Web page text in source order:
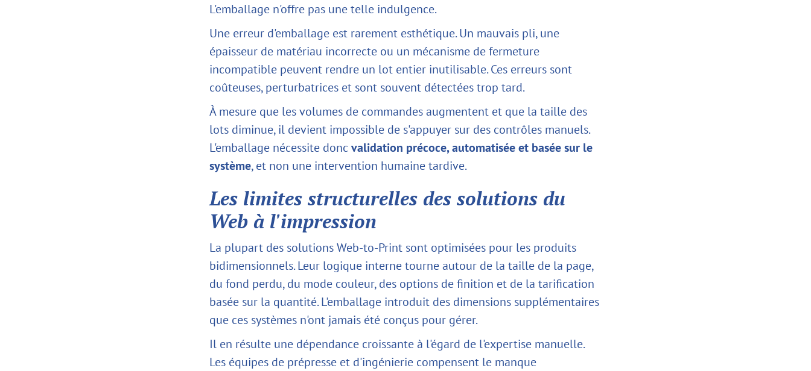
L'emballage n'offre pas une telle indulgence.
Une erreur d'emballage est rarement esthétique. Un mauvais pli, une
épaisseur de matériau incorrecte ou un mécanisme de fermeture
incompatible peuvent rendre un lot entier inutilisable. Ces erreurs sont
coûteuses, perturbatrices et sont souvent détectées trop tard.
À mesure que les volumes de commandes augmentent et que la taille des
lots diminue, il devient impossible de s'appuyer sur des contrôles manuels.
L'emballage nécessite doncvalidation précoce, automatisée et basée sur le
système, et non une intervention humaine tardive.
Les limites structurelles des solutions du
Web à l'impression
La plupart des solutions Web-to-Print sont optimisées pour les produits
bidimensionnels. Leur logique interne tourne autour de la taille de la page,
du fond perdu, du mode couleur, des options de finition et de la tarification
basée sur la quantité. L'emballage introduit des dimensions supplémentaires
que ces systèmes n'ont jamais été conçus pour gérer.
Il en résulte une dépendance croissante à l'égard de l'expertise manuelle.
Les équipes de prépresse et d'ingénierie compensent le manque